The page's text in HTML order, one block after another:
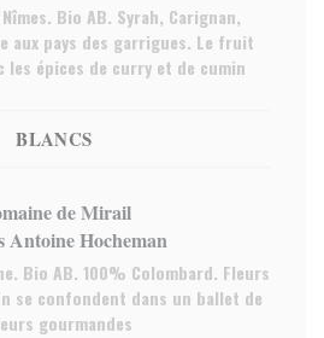
Bio AB. Syrah, Carignan,
aux pays des garrigues. Le fruit
les épices de curry et de cumin
BLANCS
de Mirail
Antoine Hocheman
Bio AB. 100% Colombard. Fleurs
se confondent dans un ballet de
gourmandes